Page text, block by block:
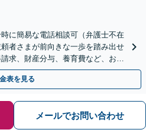
に簡易な電話相談可（弁護士不在
者さまが前向きな一歩を踏み出せ
求、財産分与、養育費など、お困
提案します。
表を見る
メールでお問い合わせ